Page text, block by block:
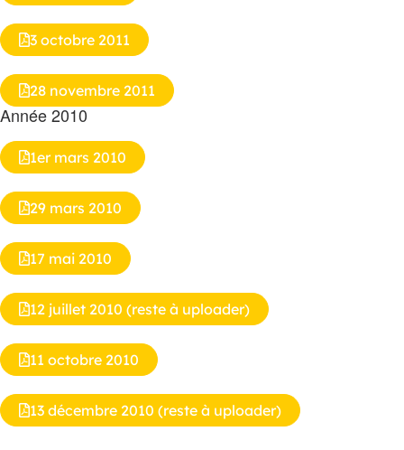
3 octobre 2011
28 novembre 2011
Année 2010
1er mars 2010
29 mars 2010
17 mai 2010
12 juillet 2010 (reste à uploader)
11 octobre 2010
13 décembre 2010 (reste à uploader)